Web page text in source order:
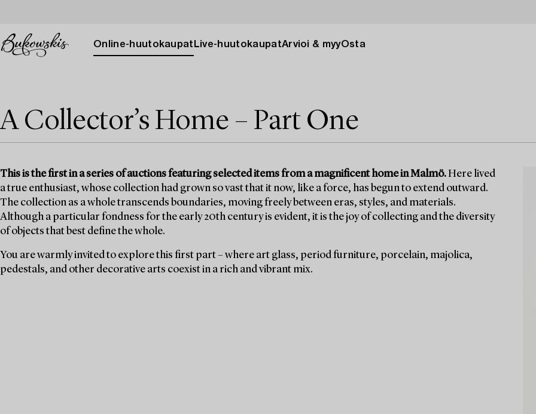
Online-huutokaupat Live-huutokaupatArvioi & myyOsta
A Collector’s Home – Part One
This is the first in a series of auctions featuring selected items from a magnificent home in Malmö.Here lived
a true enthusiast, whose collection had grown so vast that it now, like a force, has begun to extend outward.
The collection as a whole transcends boundaries, moving freely between eras, styles, and materials.
Although a particular fondness for the early 20th century is evident, it is the joy of collecting and the diversity
of objects that best define the whole.
You are warmly invited to explore this first part – where art glass, period furniture, porcelain, majolica,
pedestals, and other decorative arts coexist in a rich and vibrant mix.